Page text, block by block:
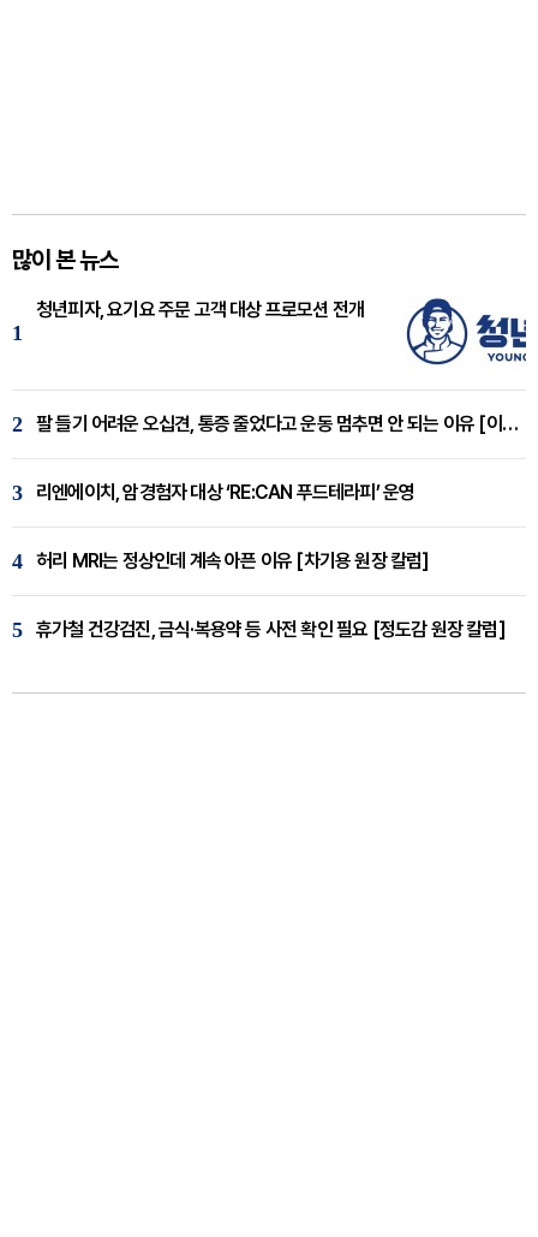
많이 본 뉴스
1
청년피자, 요기요 주문 고객 대상 프로모션 전개
2 팔 들기 어려운 오십견, 통증 줄었다고 운동 멈추면 안 되는 이유 [이병욱 원장 칼럼]
3 리엔에이치, 암경험자 대상 ‘RE:CAN 푸드테라피’ 운영
4 허리 MRI는 정상인데 계속 아픈 이유 [차기용 원장 칼럼]
5 휴가철 건강검진, 금식·복용약 등 사전 확인 필요 [정도감 원장 칼럼]